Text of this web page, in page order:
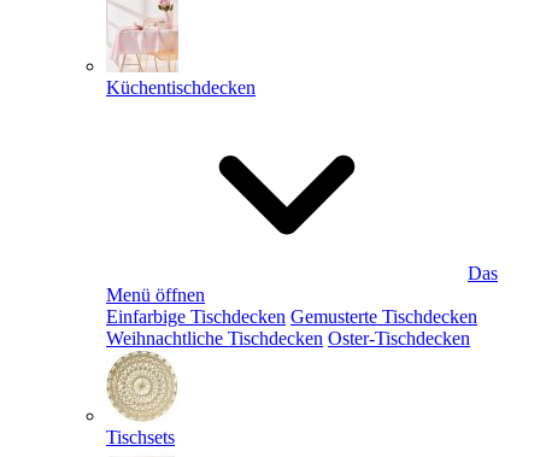
Küchentischdecken
Das
Menü öffnen
Einfarbige Tischdecken Gemusterte Tischdecken
Weihnachtliche Tischdecken Oster-Tischdecken
Tischsets